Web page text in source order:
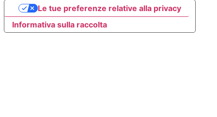
Informativa sulla raccolta
Le tue preferenze relative alla privacy